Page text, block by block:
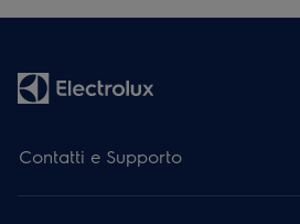
Contatti e Supporto